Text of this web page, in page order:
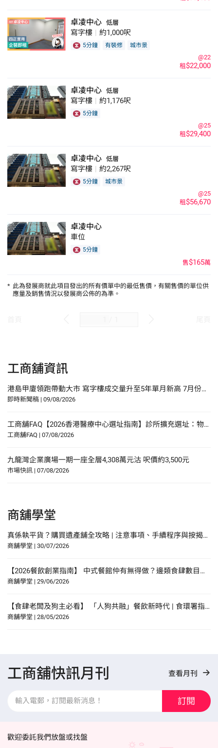
卓凌中心 低層
寫字樓 約1,000呎
5分鐘 有裝修 城市景
租$22,000
@22
卓凌中心 低層
寫字樓 約1,176呎
5分鐘
租$29,400
@25
卓凌中心 低層
寫字樓 約2,267呎
5分鐘 城市景
租$56,670
@25
卓凌中心
車位
5分鐘
售$165萬
* 此為發展商就此項目發出的所有價單中的最低售價，有關售價的單位供
應量及銷售情況以發展商公佈的為準。
工商舖資訊
港島甲廈領跑帶動大市 寫字樓成交量升至5年單月新高 7月份工商舖買賣成交錄430宗 連續3月維持逾400宗
即時新聞稿 | 09/08/2026
工商舖FAQ【2026香港醫療中心選址指南】診所擴充選址：物業要求、人流分析與合規要點
工商舖FAQ | 07/08/2026
九龍灣企業廣場一期一座全層4,308萬元沽 呎價約3,500元
市場快訊 | 07/08/2026
商舖學堂
真係執平貨？購買遺產舖全攻略 | 注意事項、手續程序與按揭申請指南
商舖學堂 | 30/07/2026
【2026餐飲創業指南】 中式餐館仲有無得做？邊類食肆數目增幅最多？研究報告中尋找餐飲創業貼士？
商舖學堂 | 29/06/2026
【食肆老闆及狗主必看】 「人狗共融」餐飲新時代 | 食環署指引懶人包！
商舖學堂 | 28/05/2026
工商舖快訊月刊 查看月刊
訂閱
歡迎委託我們放盤或找盤